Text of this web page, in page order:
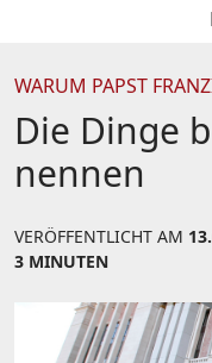
WARUM PAPST
Die Dinge
nennen
VERÖFFENTLICHT AM
3 MINUTEN